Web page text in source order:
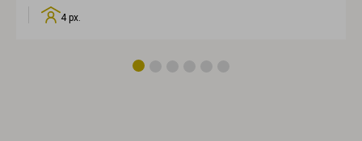
4 px.